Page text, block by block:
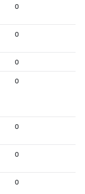
0
0
0
0
0
0
0